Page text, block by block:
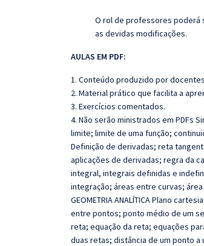
O rol de professores poderá
as devidas modificações.
AULAS EM PDF:
1. Conteúdo produzido por
2. Material prático que facilita a
3. Exercícios comentados.
4. Não serão ministrados em PDFs
limite; limite de uma função;
Definição de derivadas; reta
aplicações de derivadas; regra da
integral, integrais definidas e
integração; áreas entre curvas; área
GEOMETRIA ANALÍTICA Plano
entre pontos; ponto médio de um
reta; equação da reta; equações
duas retas; distância de um ponto